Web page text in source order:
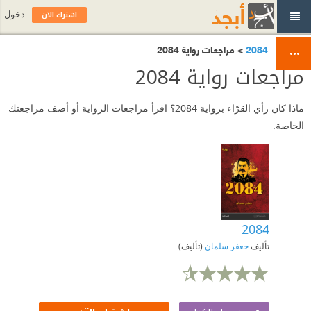
2084> مراجعات رواية 2084
مراجعات رواية 2084
ماذا كان رأي القرّاء برواية 2084؟ اقرأ مراجعات الرواية أو أضف مراجعتك
الخاصة.
2084
تأليفجعفر سلمان (تأليف)
اشترك الآن دخول